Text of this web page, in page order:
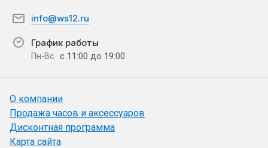
info@ws12.ru
График работы
Пн-Вс с 11:00 до 19:00
О компании
Продажа часов и аксессуаров
Дисконтная программа
Карта сайта